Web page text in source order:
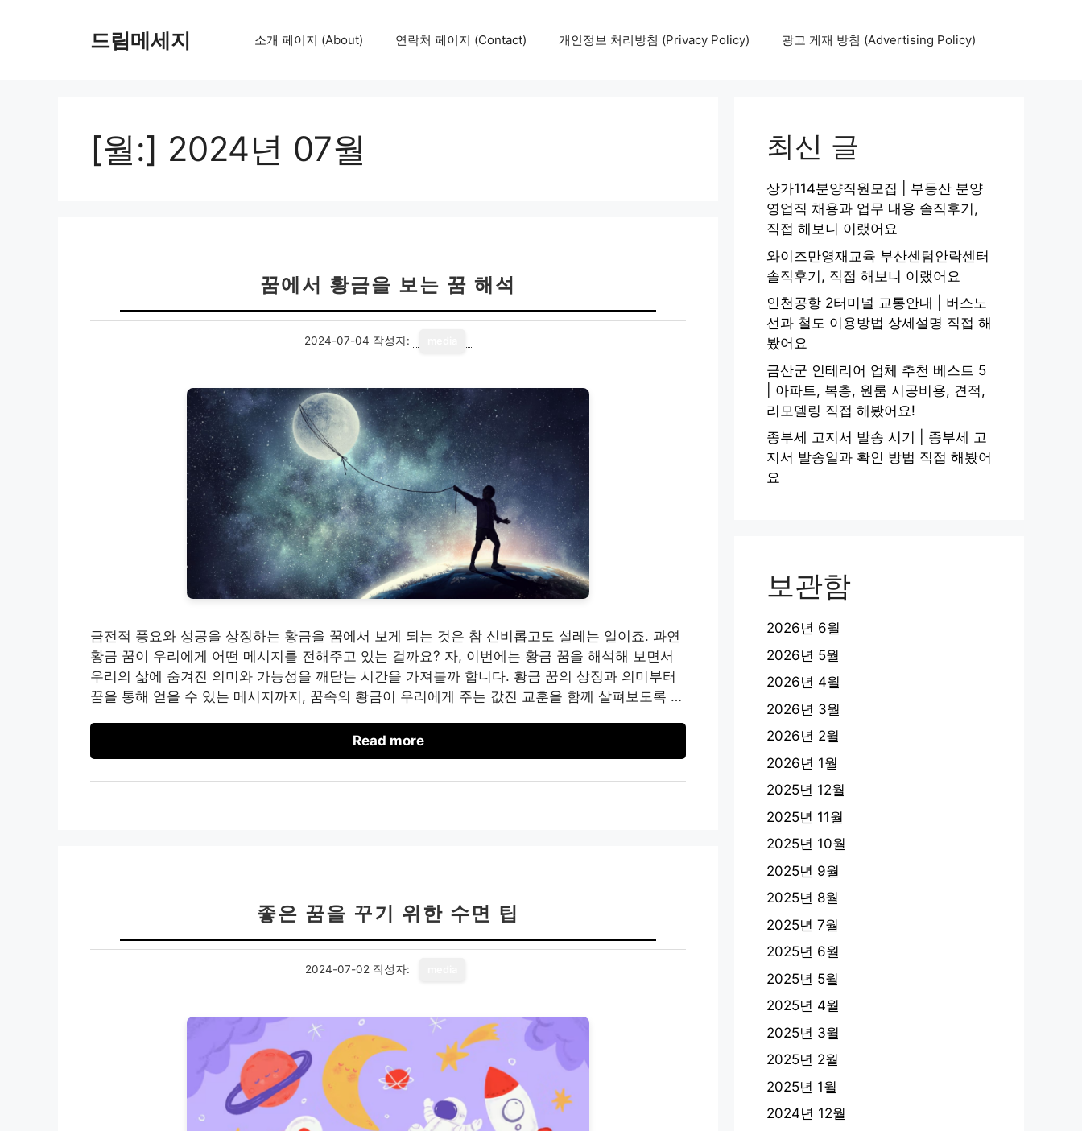
드림메세지 소개 페이지 (About) 연락처 페이지 (Contact) 개인정보 처리방침 (Privacy Policy) 광고 게재 방침 (Advertising Policy)
[월:] 2024년 07월
꿈에서 황금을 보는 꿈 해석
2024-07-04 작성자:
금전적 풍요와 성공을 상징하는 황금을 꿈에서 보게 되는 것은 참 신비롭고도 설레는 일이죠. 과연
황금 꿈이 우리에게 어떤 메시지를 전해주고 있는 걸까요? 자, 이번에는 황금 꿈을 해석해 보면서
우리의 삶에 숨겨진 의미와 가능성을 깨닫는 시간을 가져볼까 합니다. 황금 꿈의 상징과 의미부터
꿈을 통해 얻을 수 있는 메시지까지, 꿈속의 황금이 우리에게 주는 값진 교훈을 함께 살펴보도록 …
Read more
좋은 꿈을 꾸기 위한 수면 팁
2024-07-02 작성자:
최신 글
상가114분양직원모집 | 부동산 분양
영업직 채용과 업무 내용 솔직후기,
직접 해보니 이랬어요
와이즈만영재교육 부산센텀안락센터
솔직후기, 직접 해보니 이랬어요
인천공항 2터미널 교통안내 | 버스노
선과 철도 이용방법 상세설명 직접 해
봤어요
금산군 인테리어 업체 추천 베스트 5
| 아파트, 복층, 원룸 시공비용, 견적,
리모델링 직접 해봤어요!
종부세 고지서 발송 시기 | 종부세 고
지서 발송일과 확인 방법 직접 해봤어
요
보관함
2026년 6월
2026년 5월
2026년 4월
2026년 3월
2026년 2월
2026년 1월
2025년 12월
2025년 11월
2025년 10월
2025년 9월
2025년 8월
2025년 7월
2025년 6월
2025년 5월
2025년 4월
2025년 3월
2025년 2월
2025년 1월
2024년 12월